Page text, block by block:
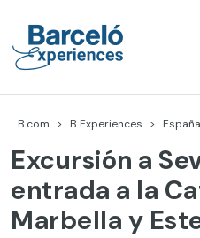
content
B.com B Experiences España
Excursión a
entrada a la
Marbella y